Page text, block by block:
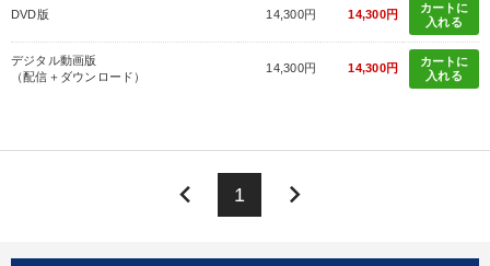
DVD版 14,300円 14,300円
カートに
入れる
デジタル動画版
（配信＋ダウンロード）
14,300円 14,300円
カートに
入れる
keyboard_arrow_left 1 keyboard_arrow_right